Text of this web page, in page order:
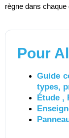
règne dans
Pour
Guide
types,
Étude ,